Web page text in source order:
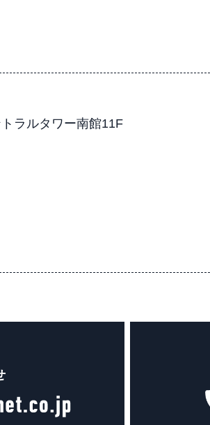
ラルタワー南館11F